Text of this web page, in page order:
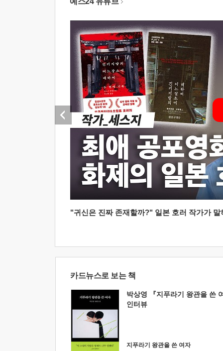
"귀신은 진짜 존재할까?" 일본 호러 작가가
카드뉴스로 보는 책
박상영 『지푸라기 왕관을 쓴
인터뷰
지푸라기 왕관을 쓴 여자